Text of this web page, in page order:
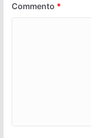
Commento *